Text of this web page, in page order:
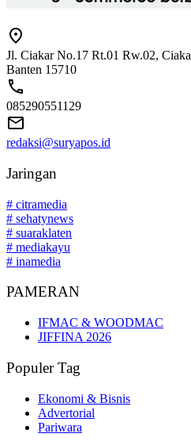
Jl. Ciakar No.17 Rt.01 Rw.02,
Banten 15710
085290551129
redaksi@suryapos.id
Jaringan
# citramedia
# sehatynews
# suaraklaten
# mediakayu
# inamedia
PAMERAN
IFMAC & WOODMAC
JIFFINA 2026
Populer Tag
Ekonomi & Bisnis
Advertorial
Pariwara